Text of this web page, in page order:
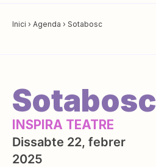
Inici › Agenda › Sotabosc
Sotabosc
INSPIRA TEATRE
Dissabte 22, febrer
2025